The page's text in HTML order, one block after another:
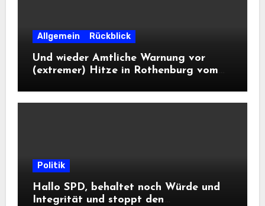
Allgemein Rückblick
Und wieder Amtliche Warnung vor
(extremer) Hitze in Rothenburg vom
Politik
Hallo SPD, behaltet noch Würde und
Integrität und stoppt den